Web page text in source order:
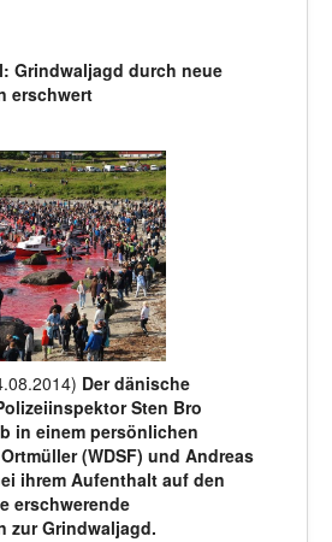
Grindwaljagd durch neue
erschwert
Der dänische
Sten Bro
in einem persönlichen
(WDSF) und Andreas
ihrem Aufenthalt auf den
erschwerende
zur Grindwaljagd.